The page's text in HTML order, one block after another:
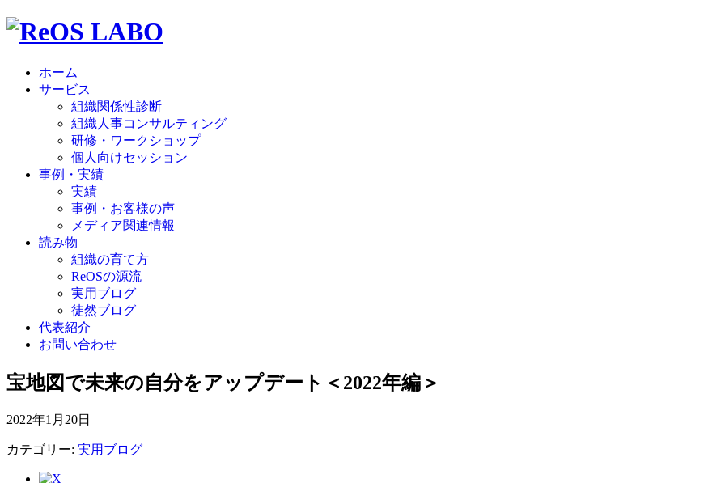
ホーム
サービス
組織関係性診断
組織人事コンサルティング
研修・ワークショップ
個人向けセッション
事例・実績
実績
事例・お客様の声
メディア関連情報
読み物
組織の育て方
ReOSの源流
実用ブログ
徒然ブログ
代表紹介
お問い合わせ
宝地図で未来の自分をアップデート＜2022年編＞
2022年1月20日
カテゴリー: 実用ブログ